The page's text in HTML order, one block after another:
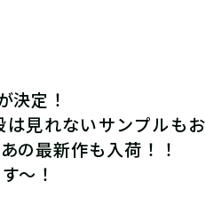
決定！
見れないサンプルもお
あの最新作も入荷！！
～！